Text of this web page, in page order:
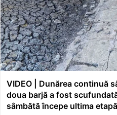
VIDEO | Dunărea continuă
doua barjă a fost
sâmbătă începe ultima